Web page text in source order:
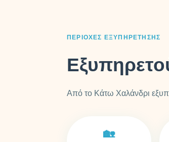
ΠΕΡΙΟΧΈΣ ΕΞΥΠΗΡΈΤΗΣΗΣ
Από το Κάτω Χαλάνδρι
🏡